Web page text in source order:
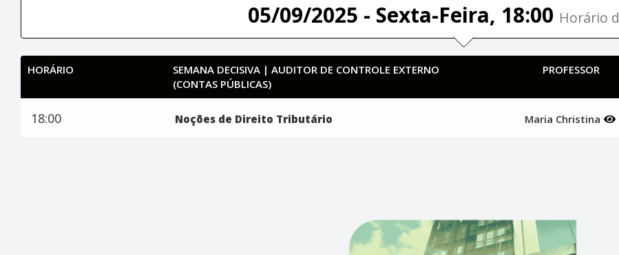
05/09/2025 - Sexta-Feira, 18:00 Horário
HORÁRIO
SEMANA DECISIVA | AUDITOR DE CONTROLE EXTERNO
(CONTAS PÚBLICAS)
PROFESSOR
18:00 Noções de Direito Tributário Maria Christina